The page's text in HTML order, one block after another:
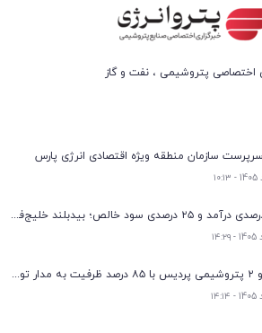
اختصاصی پتروشیمی ، نفت و گاز
سازمان منطقه ویژه اقتصادی انرژی پارس
رشد ۴۹ درصدی درآمد و ۲۵ درصدی سود خالص؛ بیدبلند خلیج‌فارس سال ۱۴۰۴ را با رکوردهای جدید به پایان رساند
فازهای ۱ و ۲ پتروشیمی پردیس با ۸۵ درصد ظرفیت به مدار تولید بازگشتند